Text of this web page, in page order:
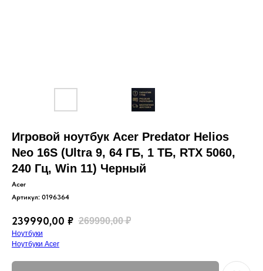
Игровой ноутбук Acer Predator Helios
Neo 16S (Ultra 9, 64 ГБ, 1 ТБ, RTX 5060,
240 Гц, Win 11) Черный
Acer
Артикул: 0196364
239990,00 ₽ 269990,00 ₽
Ноутбуки
Ноутбуки Acer